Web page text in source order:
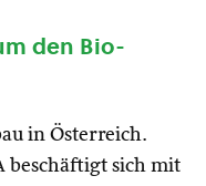
den Bio-
in Österreich.
beschäftigt sich mit